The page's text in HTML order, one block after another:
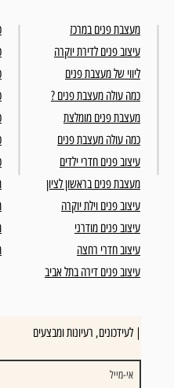
מעצבת פנים במרכז
עיצוב פנים לדירת יוקרה
ליווי של מעצבת פנים
כמה עולה מעצבת פנים ?
מעצבת פנים מומלצת
כמה עולה מעצבת פנים
עיצוב פנים חדרי ילדים
מעצבת פנים בראשון לציון
עיצוב פנים וילת יוקרה
עיצוב פנים מודרני
עיצוב חדרי רחצה
עיצוב פנים דירה בתל אביב